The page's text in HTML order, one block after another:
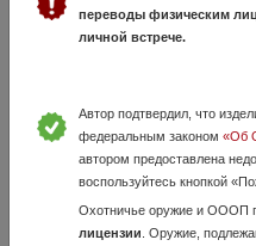
Рукоять приклада DLG
18 Июля, в 23:15
2 900 руб.
Москва
переводы физическим
личной встрече.
Автор подтвердил, что
федеральным законом «Об
автором предоставлена
воспользуйтесь кнопкой
Охотничье оружие и ОООП
лицензии . Оружие,